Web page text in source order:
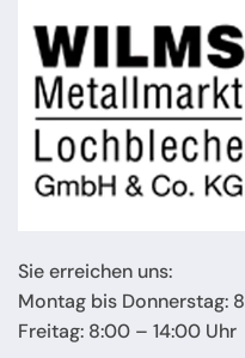
Sie erreichen uns:
Montag bis Donnerstag:
Freitag: 8:00 – 14:00 Uhr